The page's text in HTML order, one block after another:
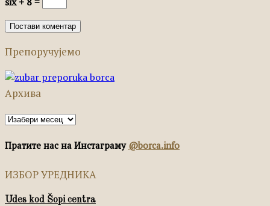
Препоручујемо
Архива
Архива
Пратите нас на Инстаграму @borca.info
ИЗБОР УРЕДНИКА
Udes kod Šopi centra